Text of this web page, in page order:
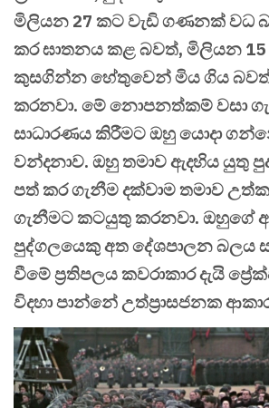
මිලියන 27 කට වැඩි ගණනක් වධ
කර ඝාතනය කළ බවත්, මිලියන
කුසගින්න හේතුවෙන් මිය ගිය බවත්
කරනවා. මේ නොපනත්කම් වසා
සාධාරණය කිරීමට ඔහු යොදා
වන්දනාව. ඔහු තමාව ඇදහිය යුතු
පත් කර ගැනීම දක්වාම තමාව
ගැනීමට කටයුතු කරනවා. ඔහුගේ
පුද්ගලයෙකු අත දේශපාලන බලය
වීමේ ප්‍රතිපලය කවරාකාර දැයි
විදහා පාන්නේ උත්ප්‍රාසජනක